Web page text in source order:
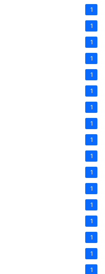
1
1
1
1
1
1
1
1
1
1
1
1
1
1
1
1
1